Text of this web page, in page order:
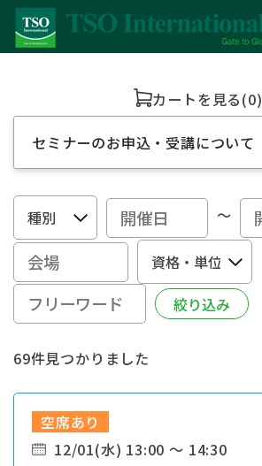
カートを見る(0)
セミナーのお申込・受講について
～
69件見つかりました
空席あり
12/01(水) 13:00 ～ 14:30